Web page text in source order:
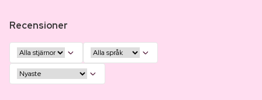
Recensioner